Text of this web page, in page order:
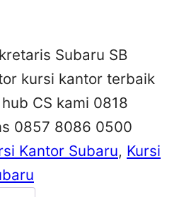
Subaru SB
kursi kantor terbaik
CS kami 0818
0857 8086 0500
Kantor Subaru, Kursi